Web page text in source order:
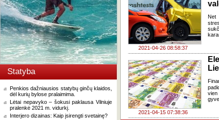
Statyba
Penkios dažniausios statybų ginčų klaidos,
dėl kurių bylose pralaimima.
Lėtai nepavyko – šokusi paklausa Vilniuje
pralenkė 2021 m. vidurkį.
Interjero dizainas: Kaip įsirengti svetainę?
2021-04-26 08:58:37
Net
2021-04-15 07:38:36